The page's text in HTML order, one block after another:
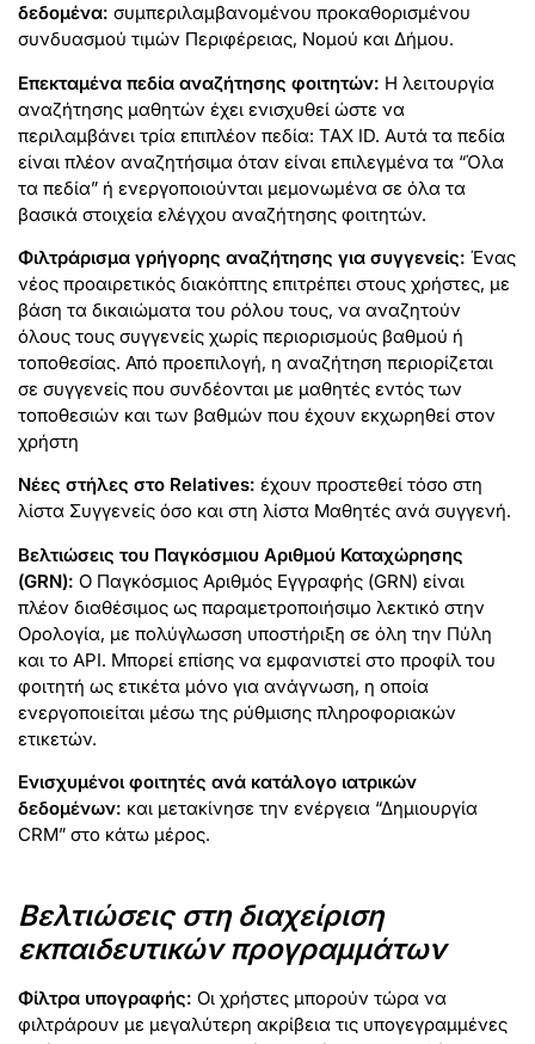
δεδομένα: συμπεριλαμβανομένου προκαθορισμένου
συνδυασμού τιμών Περιφέρειας, Νομού και Δήμου.
Επεκταμένα πεδία αναζήτησης φοιτητών: Η λειτουργία
αναζήτησης μαθητών έχει ενισχυθεί ώστε να
περιλαμβάνει τρία επιπλέον πεδία: TAX ID. Αυτά τα πεδία
είναι πλέον αναζητήσιμα όταν είναι επιλεγμένα τα “Όλα
τα πεδία” ή ενεργοποιούνται μεμονωμένα σε όλα τα
βασικά στοιχεία ελέγχου αναζήτησης φοιτητών.
Φιλτράρισμα γρήγορης αναζήτησης για συγγενείς: Ένας
νέος προαιρετικός διακόπτης επιτρέπει στους χρήστες, με
βάση τα δικαιώματα του ρόλου τους, να αναζητούν
όλους τους συγγενείς χωρίς περιορισμούς βαθμού ή
τοποθεσίας. Από προεπιλογή, η αναζήτηση περιορίζεται
σε συγγενείς που συνδέονται με μαθητές εντός των
τοποθεσιών και των βαθμών που έχουν εκχωρηθεί στον
χρήστη
Νέες στήλες στο Relatives: έχουν προστεθεί τόσο στη
λίστα Συγγενείς όσο και στη λίστα Μαθητές ανά συγγενή.
Βελτιώσεις του Παγκόσμιου Αριθμού Καταχώρησης
(GRN): Ο Παγκόσμιος Αριθμός Εγγραφής (GRN) είναι
πλέον διαθέσιμος ως παραμετροποιήσιμο λεκτικό στην
Ορολογία, με πολύγλωσση υποστήριξη σε όλη την Πύλη
και το API. Μπορεί επίσης να εμφανιστεί στο προφίλ του
φοιτητή ως ετικέτα μόνο για ανάγνωση, η οποία
ενεργοποιείται μέσω της ρύθμισης πληροφοριακών
ετικετών.
Ενισχυμένοι φοιτητές ανά κατάλογο ιατρικών
δεδομένων: και μετακίνησε την ενέργεια “Δημιουργία
CRM” στο κάτω μέρος.
Βελτιώσεις στη διαχείριση
εκπαιδευτικών προγραμμάτων
Φίλτρα υπογραφής: Οι χρήστες μπορούν τώρα να
φιλτράρουν με μεγαλύτερη ακρίβεια τις υπογεγραμμένες